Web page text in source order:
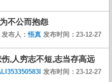
不公而抱怨
发布人：悟真 发布时间：23-12-27
,人穷志不短,志当存高远
发布时间：23-12-27